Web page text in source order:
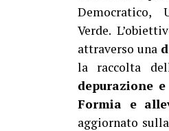
Verde.
attraverso una
la raccolta
depurazione
Formia e
aggiornato